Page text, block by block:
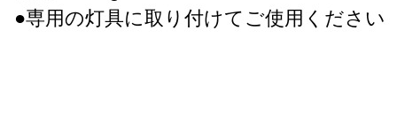
●専用の灯具に取り付けてご使用ください